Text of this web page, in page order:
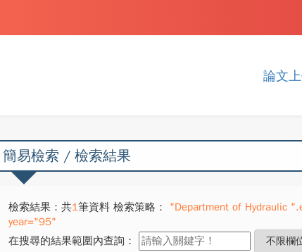
論文
簡易檢索 / 檢索結果
檢索結果：共1筆資料 檢索策略：
"Department of Hydraulic
year="95"
在搜尋的結果範圍內查詢：